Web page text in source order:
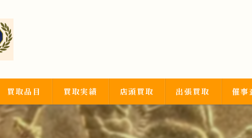
買取品目
金・プラチナ
買取実績 店頭買取 出張買取 催事